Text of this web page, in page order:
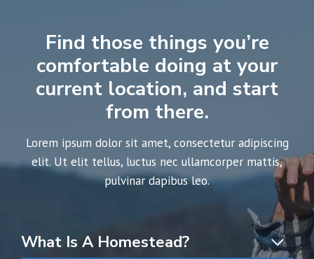
Find those things you’re
comfortable doing at your
current location, and start
from there.
Lorem ipsum dolor sit amet, consectetur adipiscing
elit. Ut elit tellus, luctus nec ullamcorper mattis,
pulvinar dapibus leo.
What Is A Homestead?